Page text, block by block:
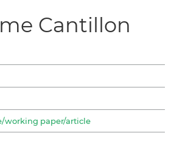
Cantillon
working paper/article